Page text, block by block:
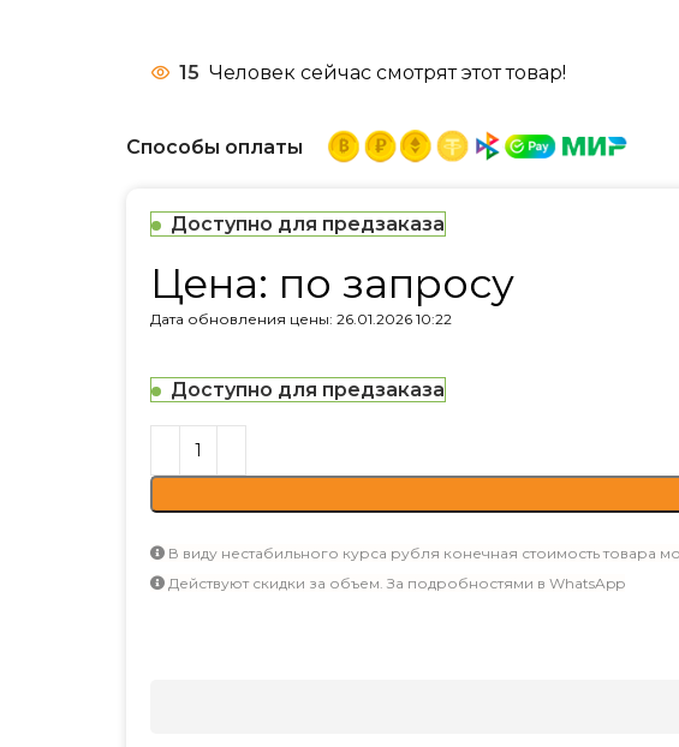
15 Человек сейчас смотрят этот товар!
Способы оплаты
Доступно для предзаказа
Цена: по запросу
Дата обновления цены: 26.01.2026 10:22
Доступно для предзаказа
В виду нестабильного курса рубля конечная стоимость
Действуют скидки за объем. За подробностями в WhatsApp